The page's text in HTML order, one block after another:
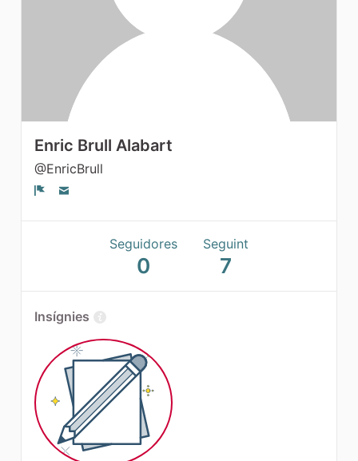
Enric Brull Alabart
@EnricBrull
Seguidores
0
Seguint
7
Insígnies